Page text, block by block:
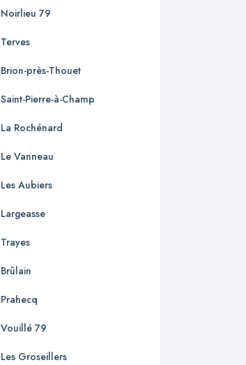
Noirlieu 79
Terves
Brion-près-Thouet
Saint-Pierre-à-Champ
La Rochénard
Le Vanneau
Les Aubiers
Largeasse
Trayes
Brûlain
Prahecq
Vouillé 79
Les Groseillers